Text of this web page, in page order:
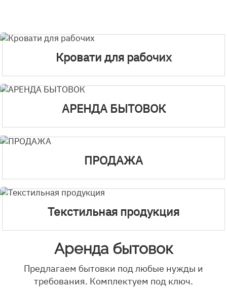
Кровати для рабочих
АРЕНДА БЫТОВОК
ПРОДАЖА
Текстильная продукция
Аренда бытовок
Предлагаем бытовки под любые нужды и
требования. Комплектуем под ключ.